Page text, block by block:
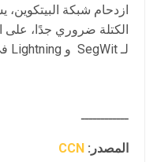
ازدحام شبكة
الكتلة ضروري جدًا، على
لـ SegWit و Lightning في هذه الصناعة.
ــــــــــــ
المصدر: CCN